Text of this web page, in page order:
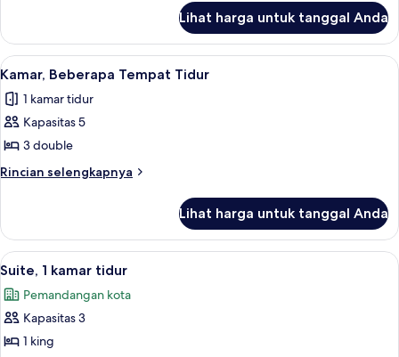
King,
pemandangan
kota
Suite
Junior,
1
Tidur
King,
kota
Lihat harga untuk tanggal Anda
Lihat
semua
foto
untuk
Kamar,
Beberapa
Kamar, Beberapa Tempat Tidur |
4
Kamar, Beberapa Tempat Tidur
1 kamar tidur
Kapasitas 5
3 double
Rincian selengkapnya
Rincian
Kamar,
Beberapa
Tempat
Lihat harga untuk tanggal Anda
Lihat
semua
foto
untuk
Suite,
Suite, 1 kamar tidur | Seprai
12
Suite, 1 kamar tidur
Pemandangan kota
Kapasitas 3
1 king